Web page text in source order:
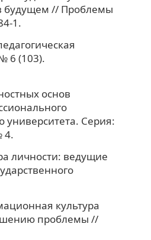
будущем // Проблемы
1.
6 (103).
основ
университета. Серия:
4.
личности: ведущие
культура
проблемы //